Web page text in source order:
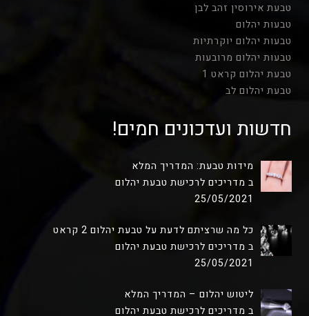
טבעת אירוסין זהב לבן
טבעות יהלום
טבעות יהלום יוקרתיות
טבעות יהלום מרובעות
טבעת יהלום קראט 1
טבעת יהלום לב
חדשות ועדכונים חמים!
מידות טבעת: המדריך המלא
ב מדריכים לרכישת טבעת יהלום
25/05/2021
כל מה שרציתם לדעת על טבעת יהלום 2 קראט
ב מדריכים לרכישת טבעת יהלום
25/05/2021
ליטוש יהלום – המדריך המלא
ב מדריכים לרכישת טבעת יהלום